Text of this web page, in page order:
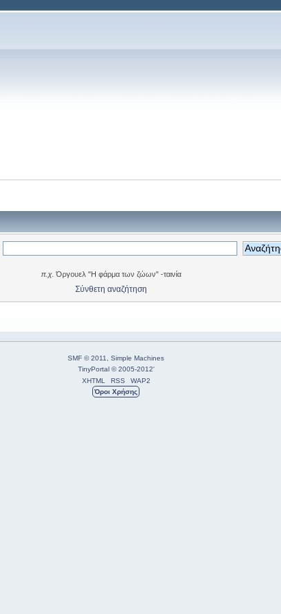
π.χ. Όργουελ "Η φάρμα των ζώων" -ταινία
Σύνθετη αναζήτηση
SMF © 2011, Simple Machines
TinyPortal © 2005-2012'
XHTML
RSS
WAP2
Όροι Χρήσης